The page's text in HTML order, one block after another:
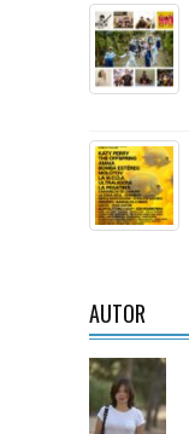
AUTOR